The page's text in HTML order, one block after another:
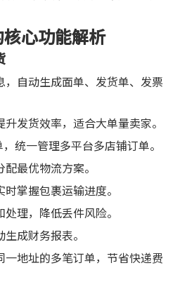
心功能解析
，自动生成面单、发货单、发票
发货效率，适合大单量卖家。
统一管理多平台多店铺订单。
最优物流方案。
掌握包裹运输进度。
理，降低丢件风险。
成财务报表。
地址的多笔订单，节省快递费